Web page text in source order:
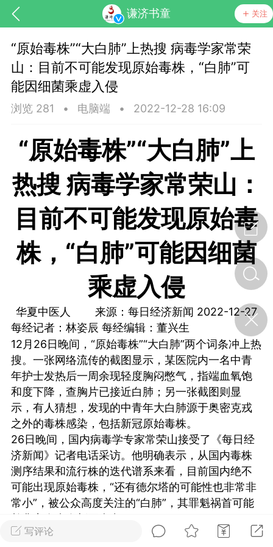
谦济书童 关注
，华夏中医人：家门口的中医人！
节气气象
·特急预警】关
节返乡期间“闪
急提示
0
问答
如何购买【理肺清瘟膏】
【养正护络膏】？
小海（HAi） 2
容平，顺时收
时精气
0
谷气行、营卫通：内经视角
下的脾胃调养要义
写评论
“原始毒株”“大白肺”上热搜 病毒学家常荣
山：目前不可能发现原始毒株，“白肺”可
能因细菌乘虚入侵
浏览 281 • 电脑端 • 2022-12-28 16:09
“原始毒株”“大白肺”上
热搜 病毒学家常荣山：
目前不可能发现原始毒
株，“白肺”可能因细菌
乘虚入侵
华夏中医人 来源：每日经济新闻 2022-12-27
每经记者：林姿辰 每经编辑：董兴生
12月26日晚间，“原始毒株”“大白肺”两个词条冲上热
搜。一张网络流传的截图显示，某医院内一名中青
年护士发热后一周余现轻度胸闷憋气，指端血氧饱
和度下降，查胸片已接近白肺；另一张截图则显
示，有人猜想，发现的中青年大白肺源于奥密克戎
之外的毒株感染，包括新冠原始毒株。
26日晚间，国内病毒学专家常荣山接受了《每日经
济新闻》记者电话采访。他明确表示，从国内毒株
测序结果和流行株的迭代谱系来看，目前国内绝不
可能出现原始毒株，“还有德尔塔的可能性也非常非
常小”，被公众高度关注的“白肺”，其罪魁祸首可能